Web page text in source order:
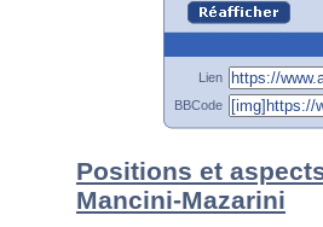
Lien
BBCode
Positions et
Mancini-Mazarini